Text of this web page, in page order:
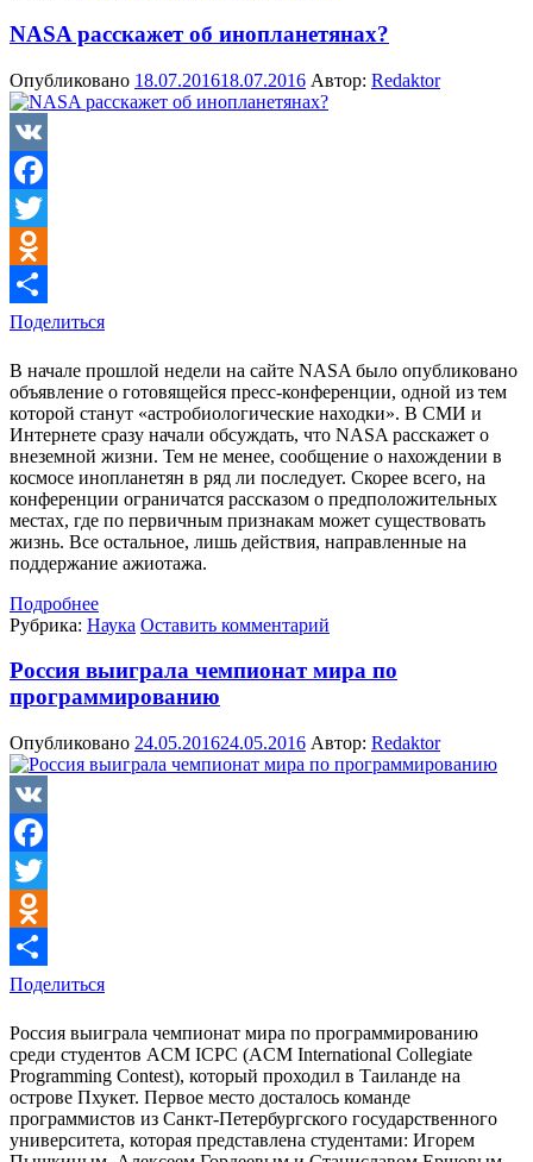
NASA расскажет об инопланетянах?
Опубликовано 18.07.201618.07.2016 Автор: Redaktor
VK
Facebook
Twitter
Odnoklassniki
Поделиться
В начале прошлой недели на сайте NASA было опубликовано
объявление о готовящейся пресс-конференции, одной из тем
которой станут «астробиологические находки». В СМИ и
Интернете сразу начали обсуждать, что NASA расскажет о
внеземной жизни. Тем не менее, сообщение о нахождении в
космосе инопланетян в ряд ли последует. Скорее всего, на
конференции ограничатся рассказом о предположительных
местах, где по первичным признакам может существовать
жизнь. Все остальное, лишь действия, направленные на
поддержание ажиотажа.
Подробнее
Рубрика: Наука Оставить комментарий
Россия выиграла чемпионат мира по
программированию
Опубликовано 24.05.201624.05.2016 Автор: Redaktor
VK
Facebook
Twitter
Odnoklassniki
Поделиться
Россия выиграла чемпионат мира по программированию
среди студентов ACM ICPC (ACM International Collegiate
Programming Contest), который проходил в Таиланде на
острове Пхукет. Первое место досталось команде
программистов из Санкт-Петербургского государственного
университета, которая представлена студентами: Игорем